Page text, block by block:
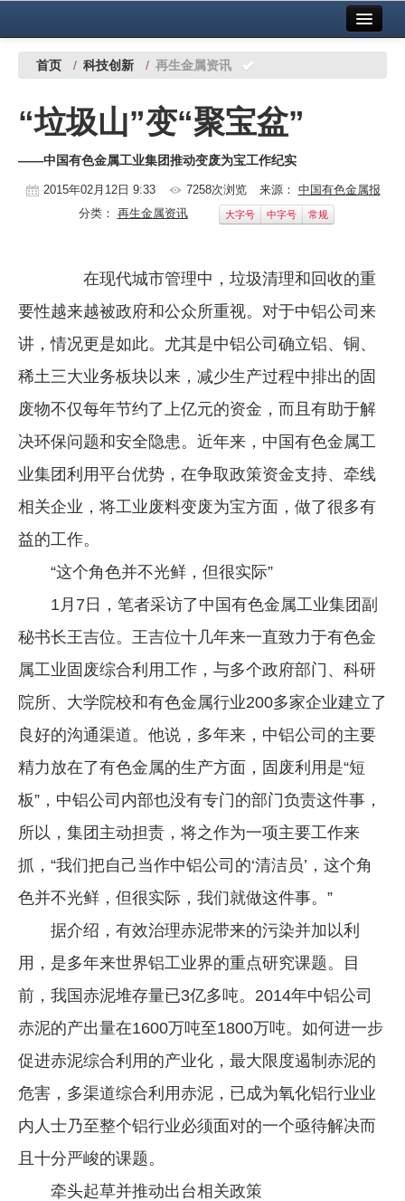
中国有色金属报社主办 广告服务
铜镍铅锌
铝
镁钛
地矿 建设
《资源再生》杂志
行情报价
数字报
首页 / 科技创新 / 再生金属资讯
“垃圾山”变“聚宝盆”
——中国有色金属工业集团推动变废为宝工作纪实
2015年02月12日 9:33 7258次浏览 来源： 中国有色金属报
分类： 再生金属资讯 大字号 中字号 常规
在现代城市管理中，垃圾清理和回收的重
要性越来越被政府和公众所重视。对于中铝公司来
讲，情况更是如此。尤其是中铝公司确立铝、铜、
稀土三大业务板块以来，减少生产过程中排出的固
废物不仅每年节约了上亿元的资金，而且有助于解
决环保问题和安全隐患。近年来，中国有色金属工
业集团利用平台优势，在争取政策资金支持、牵线
相关企业，将工业废料变废为宝方面，做了很多有
益的工作。
“这个角色并不光鲜，但很实际”
1月7日，笔者采访了中国有色金属工业集团副
秘书长王吉位。王吉位十几年来一直致力于有色金
属工业固废综合利用工作，与多个政府部门、科研
院所、大学院校和有色金属行业200多家企业建立了
良好的沟通渠道。他说，多年来，中铝公司的主要
精力放在了有色金属的生产方面，固废利用是“短
板”，中铝公司内部也没有专门的部门负责这件事，
所以，集团主动担责，将之作为一项主要工作来
抓，“我们把自己当作中铝公司的‘清洁员’，这个角
色并不光鲜，但很实际，我们就做这件事。”
据介绍，有效治理赤泥带来的污染并加以利
用，是多年来世界铝工业界的重点研究课题。目
前，我国赤泥堆存量已3亿多吨。2014年中铝公司
赤泥的产出量在1600万吨至1800万吨。如何进一步
促进赤泥综合利用的产业化，最大限度遏制赤泥的
危害，多渠道综合利用赤泥，已成为氧化铝行业业
内人士乃至整个铝行业必须面对的一个亟待解决而
且十分严峻的课题。
牵头起草并推动出台相关政策